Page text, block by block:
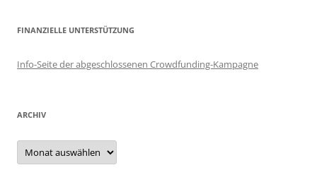
FINANZIELLE UNTERSTÜTZUNG
Info-Seite der abgeschlossenen Crowdfunding-Kampagne
ARCHIV
Archiv